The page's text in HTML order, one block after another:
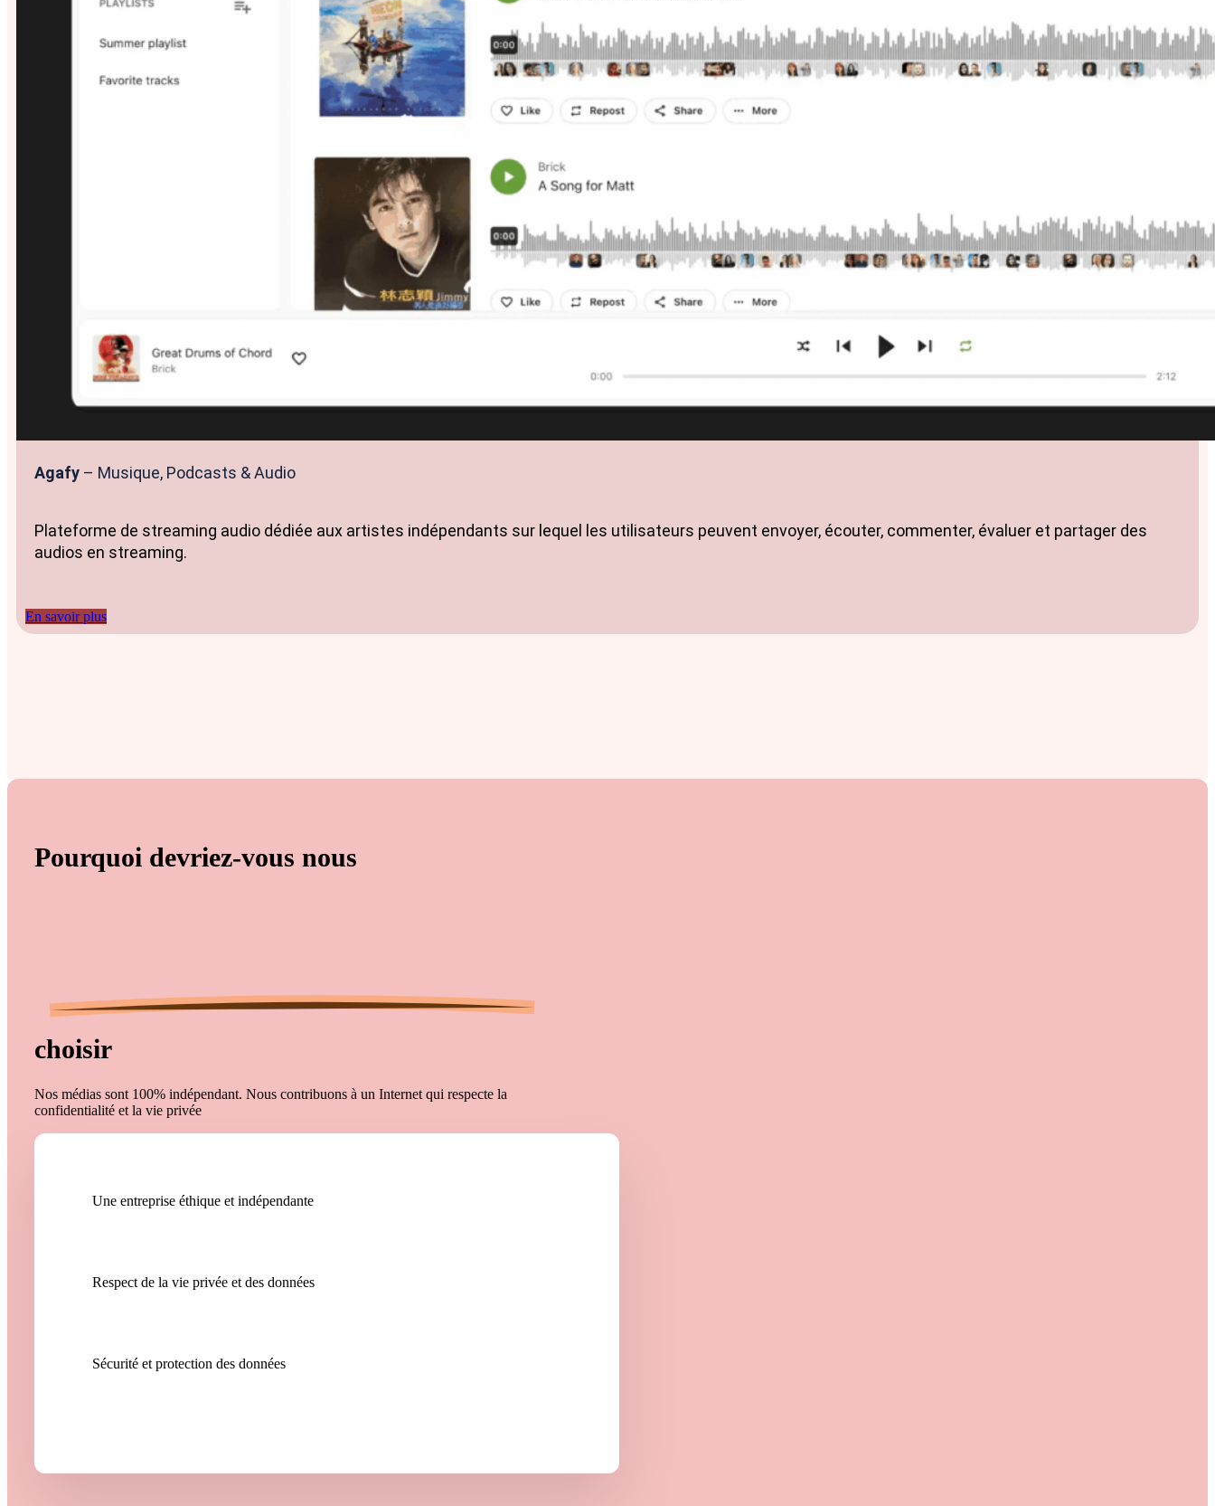
Agafy – Musique, Podcasts & Audio
Plateforme de streaming audio dédiée aux artistes indépendants sur lequel les utilisateurs peuvent envoyer, écouter, commenter, évaluer et partager des
audios en streaming.
En savoir plus
Pourquoi devriez-vous nous
choisir
Nos médias sont 100% indépendant. Nous contribuons à un Internet qui respecte la
confidentialité et la vie privée
Une entreprise éthique et indépendante
Respect de la vie privée et des données
Sécurité et protection des données